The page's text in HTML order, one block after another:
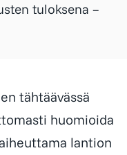
tuloksena –
tähtäävässä
huomioida
lantion